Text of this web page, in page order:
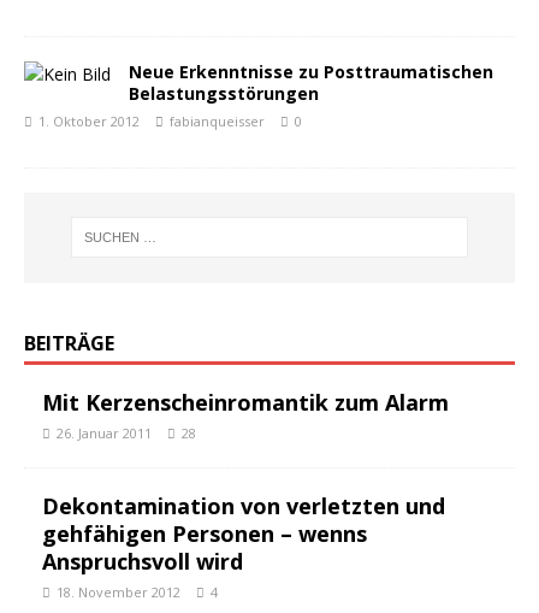
Neue Erkenntnisse zu Posttraumatischen
Belastungsstörungen
1. Oktober 2012 fabianqueisser 0
BEITRÄGE
Mit Kerzenscheinromantik zum Alarm
26. Januar 2011 28
Dekontamination von verletzten und
gehfähigen Personen – wenns
Anspruchsvoll wird
18. November 2012 4